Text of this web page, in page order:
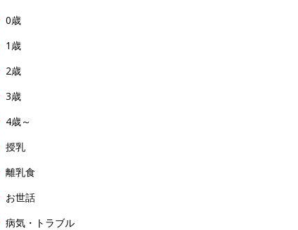
0歳
1歳
2歳
3歳
4歳～
授乳
離乳食
お世話
病気・トラブル